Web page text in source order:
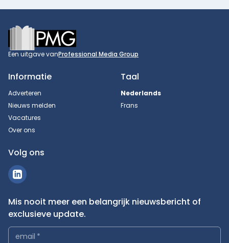
Footer
Een uitgave vanProfessional Media Group
Informatie
Adverteren
Nieuws melden
Vacatures
Over ons
Taal
Nederlands
Frans
Volg ons
Mis nooit meer een belangrijk nieuwsbericht of
exclusieve update.
email *